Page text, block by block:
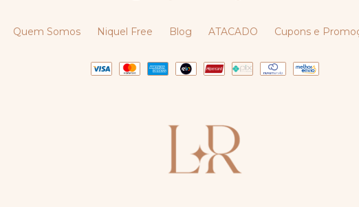
Quem Somos Niquel Free Blog ATACADO Cupons e